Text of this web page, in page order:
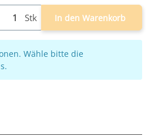
Stk In den Warenkorb
Wähle bitte die